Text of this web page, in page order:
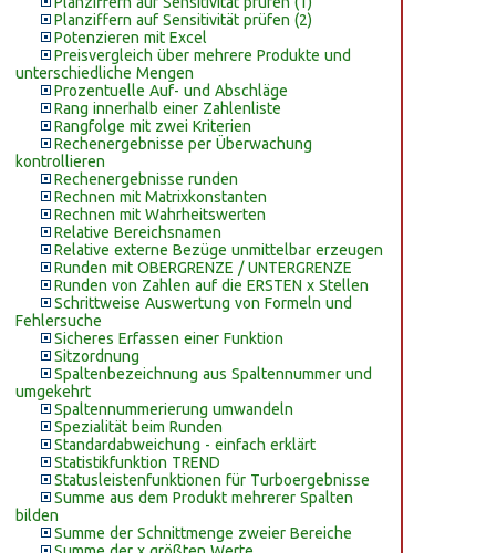
Planziffern auf Sensitivität prüfen (2)
Potenzieren mit Excel
Preisvergleich über mehrere Produkte und
unterschiedliche Mengen
Prozentuelle Auf- und Abschläge
Rang innerhalb einer Zahlenliste
Rangfolge mit zwei Kriterien
Rechenergebnisse per Überwachung
kontrollieren
Rechenergebnisse runden
Rechnen mit Matrixkonstanten
Rechnen mit Wahrheitswerten
Relative Bereichsnamen
Relative externe Bezüge unmittelbar erzeugen
Runden mit OBERGRENZE / UNTERGRENZE
Runden von Zahlen auf die ERSTEN x Stellen
Schrittweise Auswertung von Formeln und
Fehlersuche
Sicheres Erfassen einer Funktion
Sitzordnung
Spaltenbezeichnung aus Spaltennummer und
umgekehrt
Spaltennummerierung umwandeln
Spezialität beim Runden
Standardabweichung - einfach erklärt
Statistikfunktion TREND
Statusleistenfunktionen für Turboergebnisse
Summe aus dem Produkt mehrerer Spalten
bilden
Summe der Schnittmenge zweier Bereiche